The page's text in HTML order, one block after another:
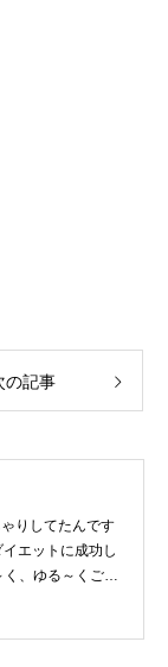
の記事
りしてたんです
エットに成功し
、ゆる～くご飯
で見て頂けたら